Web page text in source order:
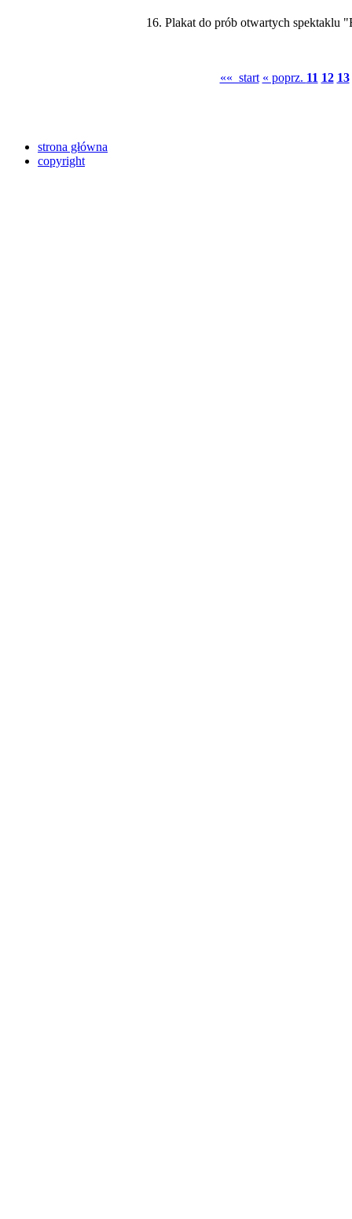
16. Plakat do prób otwartych spektaklu
«« start « poprz. 11 12 13
strona główna
copyright